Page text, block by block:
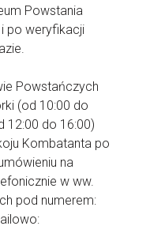
Powstania
po weryfikacji
Powstańczych
(od 10:00 do
12:00 do 16:00)
Kombatanta po
na
w ww.
pod numerem: